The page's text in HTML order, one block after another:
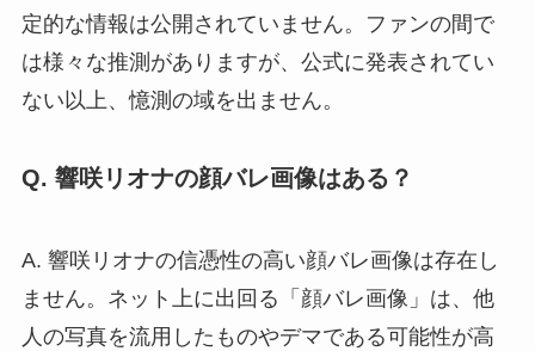
定的な情報は公開されていません。ファンの間で
は様々な推測がありますが、公式に発表されてい
ない以上、憶測の域を出ません。
Q. 響咲リオナの顔バレ画像はある？
A. 響咲リオナの信憑性の高い顔バレ画像は存在し
ません。ネット上に出回る「顔バレ画像」は、他
人の写真を流用したものやデマである可能性が高